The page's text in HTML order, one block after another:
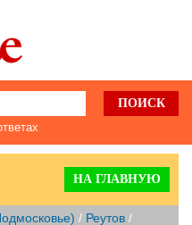
НА ГЛАВНУЮ
/ Реутов /